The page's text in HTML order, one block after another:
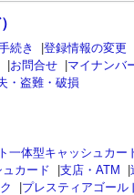
続き |登録情報の変更
|お問合せ |マイナンバ
・盗難・破損
一体型キャッシュカー
カード |支店・ATM |
|プレスティアゴール